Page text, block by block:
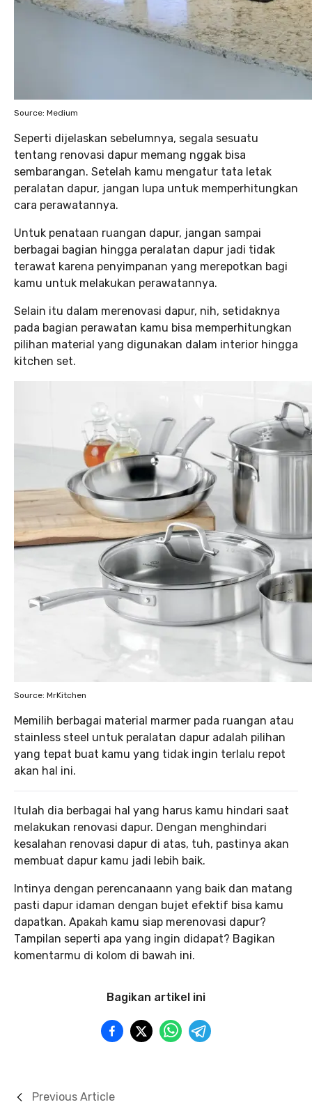
Source: Medium
Seperti dijelaskan sebelumnya, segala sesuatu
tentang renovasi dapur memang nggak bisa
sembarangan. Setelah kamu mengatur tata letak
peralatan dapur, jangan lupa untuk memperhitungkan
cara perawatannya.
Untuk penataan ruangan dapur, jangan sampai
berbagai bagian hingga peralatan dapur jadi tidak
terawat karena penyimpanan yang merepotkan bagi
kamu untuk melakukan perawatannya.
Selain itu dalam merenovasi dapur, nih, setidaknya
pada bagian perawatan kamu bisa memperhitungkan
pilihan material yang digunakan dalam interior hingga
kitchen set.
Source: MrKitchen
Memilih berbagai material marmer pada ruangan atau
stainless steel untuk peralatan dapur adalah pilihan
yang tepat buat kamu yang tidak ingin terlalu repot
akan hal ini.
Itulah dia berbagai hal yang harus kamu hindari saat
melakukan renovasi dapur. Dengan menghindari
kesalahan renovasi dapur di atas, tuh, pastinya akan
membuat dapur kamu jadi lebih baik.
Intinya dengan perencanaann yang baik dan matang
pasti dapur idaman dengan bujet efektif bisa kamu
dapatkan. Apakah kamu siap merenovasi dapur?
Tampilan seperti apa yang ingin didapat? Bagikan
komentarmu di kolom di bawah ini.
Bagikan artikel ini
Previous Article